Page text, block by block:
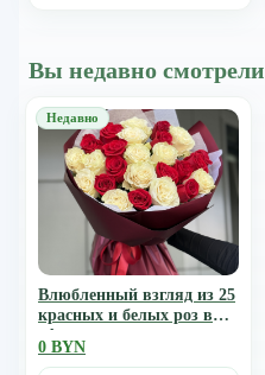
Вы недавно смотрели
Влюбленный взгляд из 25
красных и белых роз в
оформлении
0 BYN